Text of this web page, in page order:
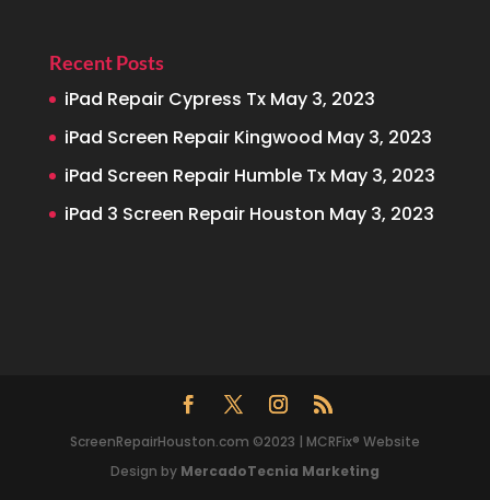
Recent Posts
iPad Repair Cypress Tx May 3, 2023
iPad Screen Repair Kingwood May 3, 2023
iPad Screen Repair Humble Tx May 3, 2023
iPad 3 Screen Repair Houston May 3, 2023
ScreenRepairHouston.com ©2023 | MCRFix® Website
Design by MercadoTecnia Marketing